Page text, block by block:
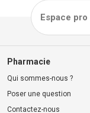
Espace pro
Pharmacie
Qui sommes-nous ?
Poser une question
Contactez-nous